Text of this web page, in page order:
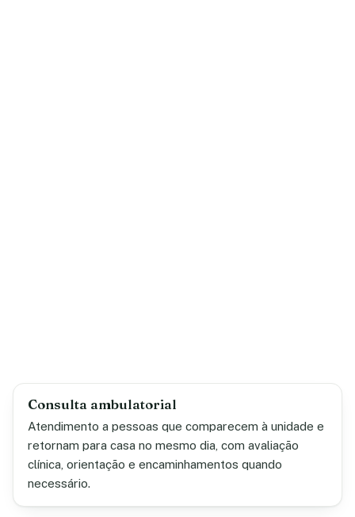
Consulta ambulatorial
Atendimento a pessoas que comparecem à unidade e
retornam para casa no mesmo dia, com avaliação
clínica, orientação e encaminhamentos quando
necessário.